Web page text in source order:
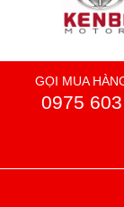
GỌI MUA
0975